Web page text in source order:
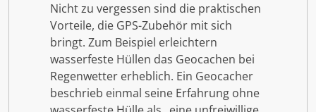
Nicht zu vergessen sind die praktischen
Vorteile, die GPS-Zubehör mit sich
bringt. Zum Beispiel erleichtern
wasserfeste Hüllen das Geocachen bei
Regenwetter erheblich. Ein Geocacher
beschrieb einmal seine Erfahrung ohne